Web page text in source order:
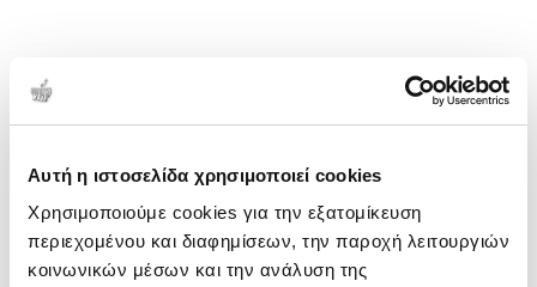
Αυτή η ιστοσελίδα χρησιμοποιεί cookies
Χρησιμοποιούμε cookies για την εξατομίκευση
περιεχομένου και διαφημίσεων, την παροχή λειτουργιών
κοινωνικών μέσων και την ανάλυση της